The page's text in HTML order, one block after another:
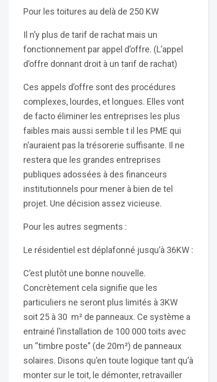
Pour les toitures au delà de 250 KW
Il n’y plus de tarif de rachat mais un
fonctionnement par appel d’offre. (L’appel
d’offre donnant droit à un tarif de rachat)
Ces appels d’offre sont des procédures
complexes, lourdes, et longues. Elles vont
de facto éliminer les entreprises les plus
faibles mais aussi semble t il les PME qui
n’auraient pas la trésorerie suffisante. Il ne
restera que les grandes entreprises
publiques adossées à des financeurs
institutionnels pour mener à bien de tel
projet. Une décision assez vicieuse.
Pour les autres segments :
Le résidentiel est déplafonné jusqu’à 36KW :
C’est plutôt une bonne nouvelle.
Concrètement cela signifie que les
particuliers ne seront plus limités à 3KW
soit 25 à 30 m² de panneaux. Ce système a
entrainé l’installation de 100 000 toits avec
un “timbre poste” (de 20m²) de panneaux
solaires. Disons qu’en toute logique tant qu’à
monter sur le toit, le démonter, retravailler